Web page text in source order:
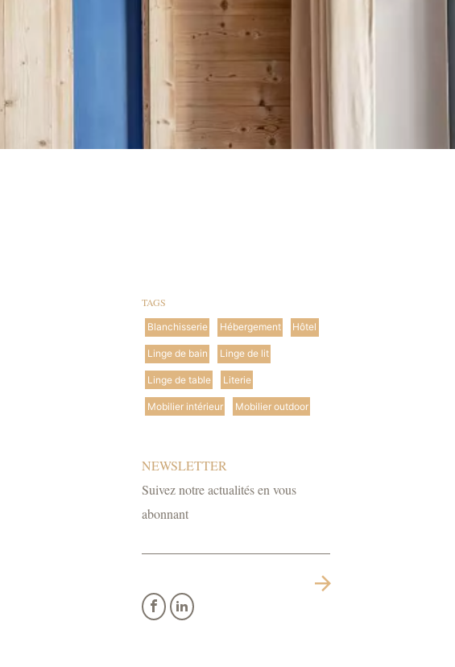
TAGS
Blanchisserie Hébergement Hôtel
Linge de bain Linge de lit
Linge de table Literie
Mobilier intérieur Mobilier outdoor
NEWSLETTER
Suivez notre actualités en vous
abonnant